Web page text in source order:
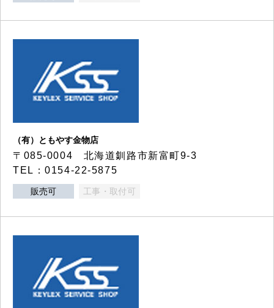
（有）ともやす金物店
〒085-0004 北海道釧路市新富町9-3
TEL：0154-22-5875
販売可 工事・取付可